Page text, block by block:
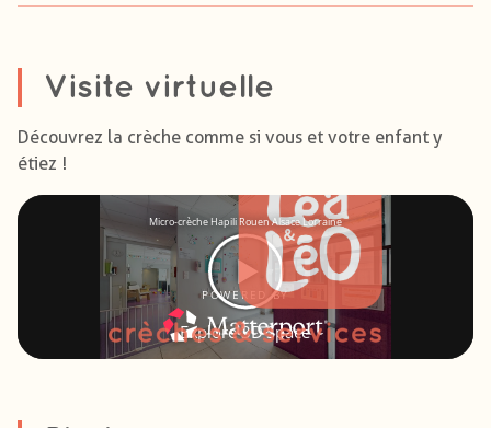
Visite virtuelle
Découvrez la crèche comme si vous et votre enfant y
étiez !